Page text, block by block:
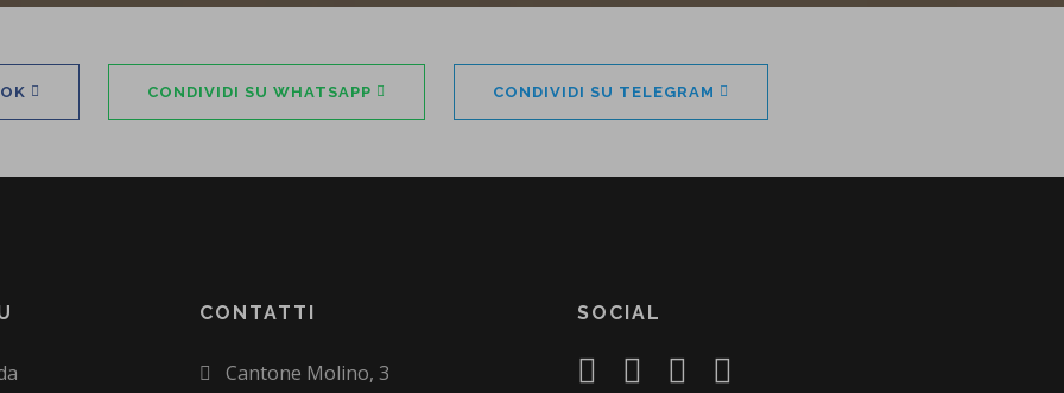
CONDIVIDI SU WHATSAPP CONDIVIDI SU TELEGRAM
CONTATTI
Cantone Molino, 3
SOCIAL